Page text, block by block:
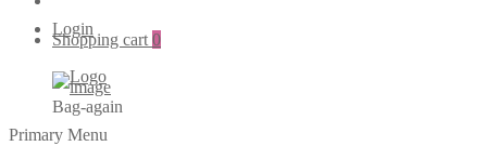
Login
Shopping cart 0
Bag-again
Primary Menu